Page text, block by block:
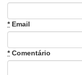
*Email
*Comentário